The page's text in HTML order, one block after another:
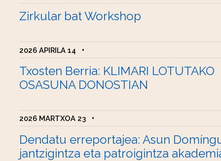
Zirkular bat Workshop
2026 APIRILA 14 •
Txosten Berria: KLIMARI LOTUTAKO
OSASUNA DONOSTIAN
2026 MARTXOA 23 •
Dendatu erreportajea: Asun
jantzigintza eta patroigintza